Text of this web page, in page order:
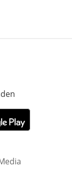
Fenster